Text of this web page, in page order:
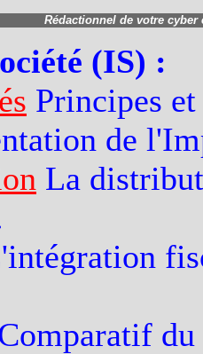
Rédactionnel de votre cyber
(IS) :
Principes
de
La
du